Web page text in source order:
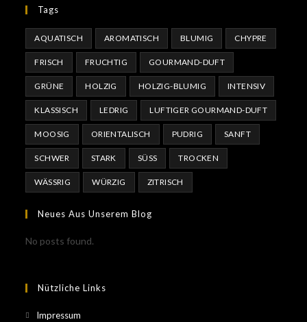
Tags
AQUATISCH AROMATISCH BLUMIG CHYPRE
FRISCH FRUCHTIG GOURMAND-DUFT
GRÜNE HOLZIG HOLZIG-BLUMIG INTENSIV
KLASSISCH LEDRIG LUFTIGER GOURMAND-DUFT
MOOSIG ORIENTALISCH PUDRIG SANFT
SCHWER STARK SÜSS TROCKEN
WÄSSRIG WÜRZIG ZITRISCH
Neues Aus Unserem Blog
No posts found.
Nützliche Links
Impressum